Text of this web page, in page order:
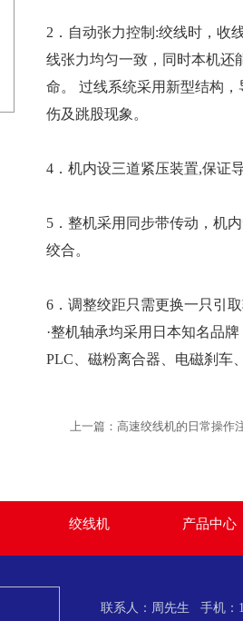
2．自动张力控制:绞线时，收
线张力均匀一致，同时本机还
命。 过线系统采用新型结构
伤及跳股现象。
4．机内设三道紧压装置,保证
5．整机采用同步带传动，机
绞合。
6．调整绞距只需更换一只引
·整机轴承均采用日本知名品
PLC、磁粉离合器、电磁刹车
上一篇： 高速绞线机的日常操作
绞线机 产品中心
联系人：周先生 手机：